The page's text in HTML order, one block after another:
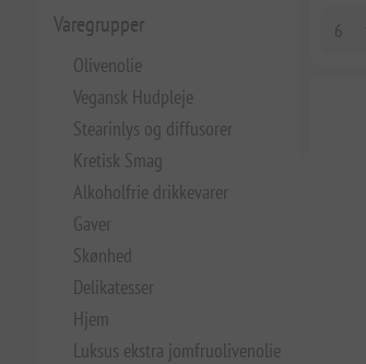
Varegrupper
Olivenolie
Vegansk Hudpleje
Stearinlys og diffusorer
Kretisk Smag
Alkoholfrie drikkevarer
Gaver
Skønhed
Delikatesser
Hjem
Luksus ekstra jomfruolivenolie